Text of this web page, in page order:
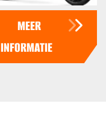
MEER
INFORMATIE